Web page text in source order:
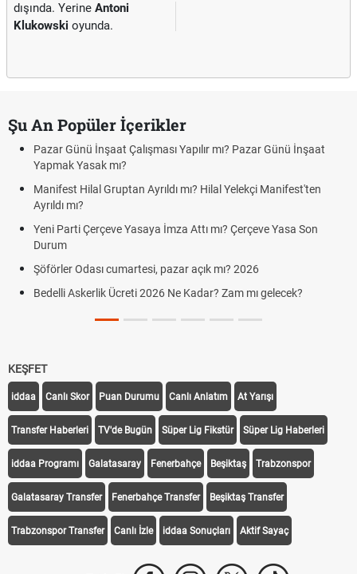
dışında. Yerine Antoni
Klukowski oyunda.
Şu An Popüler İçerikler
Pazar Günü İnşaat Çalışması Yapılır mı? Pazar Günü İnşaat
Yapmak Yasak mı?
Manifest Hilal Gruptan Ayrıldı mı? Hilal Yelekçi Manifest'ten
Ayrıldı mı?
Yeni Parti Çerçeve Yasaya İmza Attı mı? Çerçeve Yasa Son
Durum
Şöförler Odası cumartesi, pazar açık mı? 2026
Bedelli Askerlik Ücreti 2026 Ne Kadar? Zam mı gelecek?
KEŞFET
iddaa Canlı Skor Puan Durumu Canlı Anlatım At Yarışı
Transfer Haberleri TV'de Bugün Süper Lig Fikstür Süper Lig Haberleri
iddaa Programı Galatasaray Fenerbahçe Beşiktaş Trabzonspor
Galatasaray Transfer Fenerbahçe Transfer Beşiktaş Transfer
Trabzonspor Transfer Canlı İzle iddaa Sonuçları Aktif Sayaç